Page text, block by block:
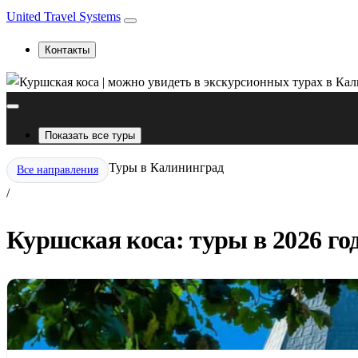
United Travel Systems
Контакты
Показать все туры
Все направления
/
Туры в Калининград
Куршская коса: туры в 2026